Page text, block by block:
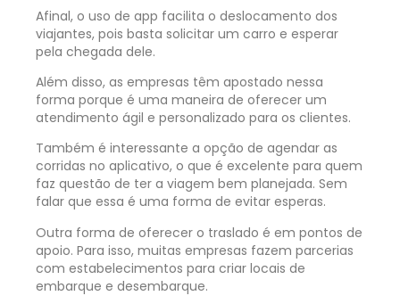
Afinal, o uso de app facilita o deslocamento dos
viajantes, pois basta solicitar um carro e esperar
pela chegada dele.
Além disso, as empresas têm apostado nessa
forma porque é uma maneira de oferecer um
atendimento ágil e personalizado para os clientes.
Também é interessante a opção de agendar as
corridas no aplicativo, o que é excelente para quem
faz questão de ter a viagem bem planejada. Sem
falar que essa é uma forma de evitar esperas.
Outra forma de oferecer o traslado é em pontos de
apoio. Para isso, muitas empresas fazem parcerias
com estabelecimentos para criar locais de
embarque e desembarque.